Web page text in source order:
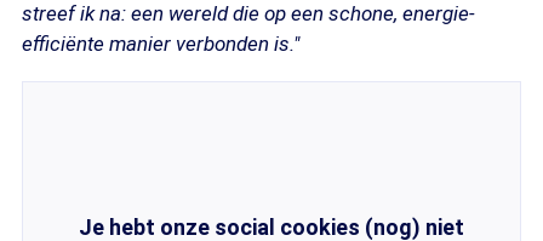
streef ik na: een wereld die op een schone, energie-
efficiënte manier verbonden is."
Je hebt onze social cookies (nog) niet